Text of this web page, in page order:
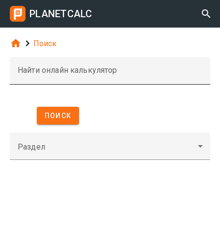
PLANETCALC 
  Поиск
Найти онлайн калькулятор
ПОИСК
Раздел